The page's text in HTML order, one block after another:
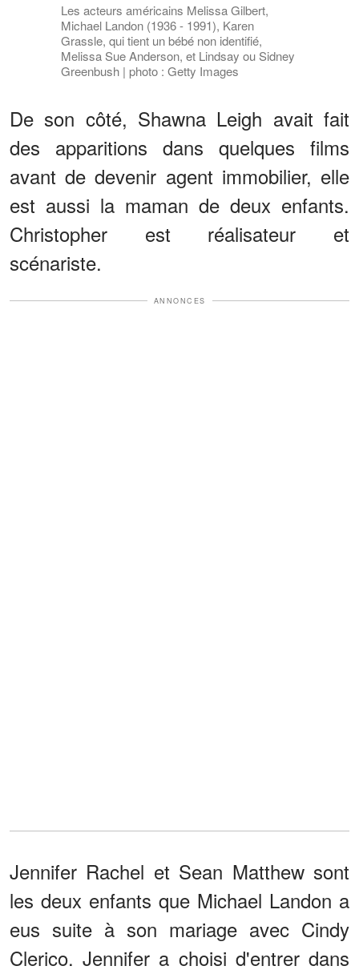
Les acteurs américains Melissa Gilbert,
Michael Landon (1936 - 1991), Karen
Grassle, qui tient un bébé non identifié,
Melissa Sue Anderson, et Lindsay ou Sidney
Greenbush | photo : Getty Images
De son côté, Shawna Leigh avait fait
des apparitions dans quelques films
avant de devenir agent immobilier, elle
est aussi la maman de deux enfants.
Christopher est réalisateur et
scénariste.
ANNONCES
Jennifer Rachel et Sean Matthew sont
les deux enfants que Michael Landon a
eus suite à son mariage avec Cindy
Clerico. Jennifer a choisi d'entrer dans